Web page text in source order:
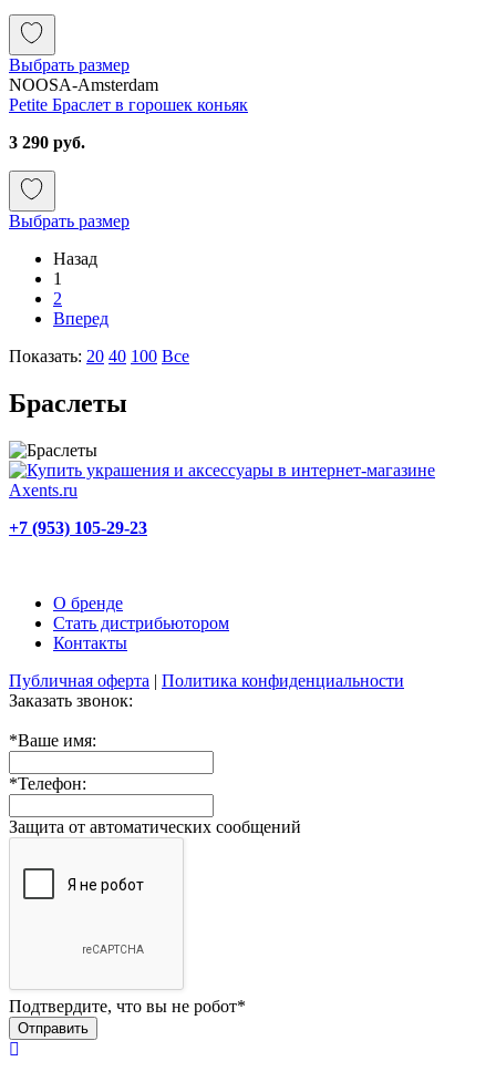
Выбрать размер
NOOSA-Amsterdam
Petite Браслет в горошек коньяк
3 290 руб.
Выбрать размер
Назад
1
2
Вперед
Показать: 20 40 100 Все
Браслеты
+7 (953) 105-29-23
О бренде
Стать дистрибьютором
Контакты
Публичная оферта | Политика конфиденциальности
Заказать звонок:
*Ваше имя:
*Телефон:
Защита от автоматических сообщений
Подтвердите, что вы не робот*